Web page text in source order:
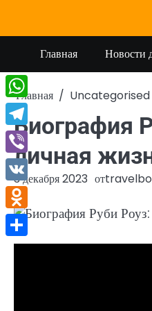
содержимому
Главная Новости
Главная Uncategorised
Биография
личная
3 декабря 2023 от
WhatsApp
Telegram
Viber
VK
Odnoklassniki
Отправить